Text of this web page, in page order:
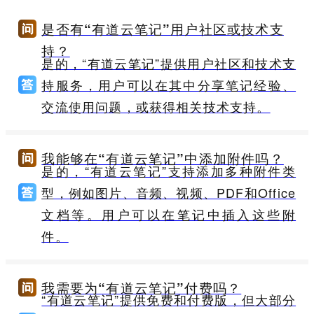
是否有“有道云笔记”用户社区或技术支
持？
是的，“有道云笔记”提供用户社区和技术支
持服务，用户可以在其中分享笔记经验、
交流使用问题，或获得相关技术支持。
我能够在“有道云笔记”中添加附件吗？
是的，“有道云笔记”支持添加多种附件类
型，例如图片、音频、视频、PDF和Office
文档等。用户可以在笔记中插入这些附
件。
我需要为“有道云笔记”付费吗？
“有道云笔记”提供免费和付费版，但大部分